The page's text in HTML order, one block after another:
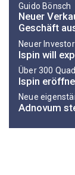
Guido Bönsch
Neuer
Geschäft
Neuer
Ispin will
Über 300
Ispin
Neue
Adnovum